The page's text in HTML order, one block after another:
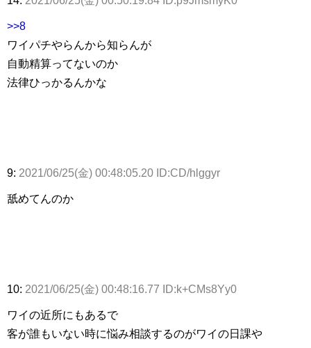
>>8
ワイパチやらんから知らんが
自動精算ってないのか
法律ひっかるんかな
9: 2021/06/25(金) 00:48:05.20 ID:CD/hlggyr
舐めてんのか
10: 2021/06/25(金) 00:48:16.77 ID:k+CMs8Yy0
ワイの近所にもあるで
客が誰もいない時に悩み相談するのがワイの日課や